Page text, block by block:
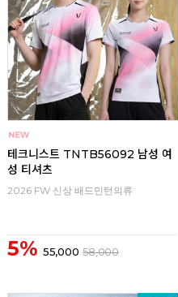
테크니스트 TNTB56092 남성 여
성 티셔츠
2026 FW 신상 배드민턴의류
5% 55,000 58,000